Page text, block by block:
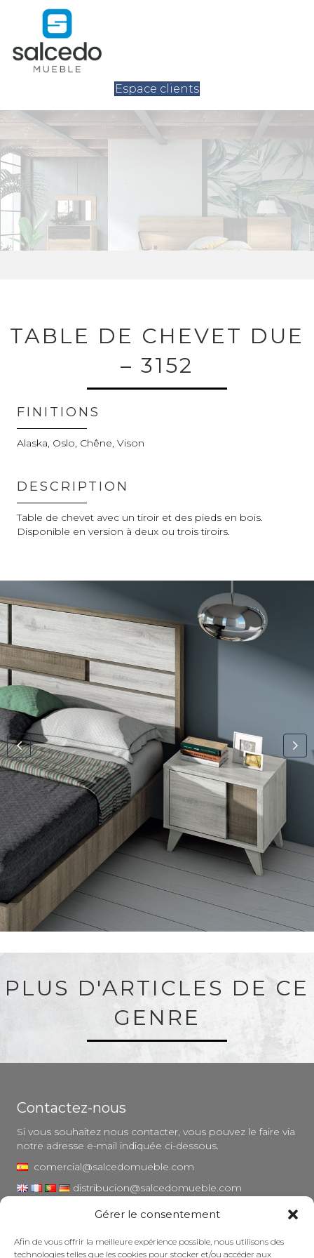
Gérer le consentement
Afin de vous offrir la meilleure expérience possible, nous utilisons des
technologies telles que les cookies pour stocker et/ou accéder aux
Espace clients
TABLE DE CHEVET DUE
– 3152
FINITIONS
Alaska, Oslo, Chêne, Vison
DESCRIPTION
Table de chevet avec un tiroir et des pieds en bois.
Disponible en version à deux ou trois tiroirs.
PLUS D'ARTICLES DE CE
GENRE
Contactez-nous
Si vous souhaitez nous contacter, vous pouvez le faire via
notre adresse e-mail indiquée ci-dessous.
comercial@salcedomueble.com
distribucion@salcedomueble.com
1, rue Arturo San Juan - Viana, Navarre (31230)
Instagram